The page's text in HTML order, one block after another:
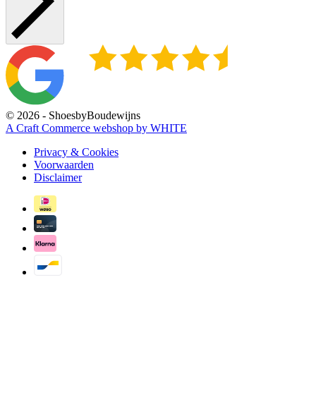
© 2026 - ShoesbyBoudewijns
A Craft Commerce webshop by WHITE
Privacy & Cookies
Voorwaarden
Disclaimer